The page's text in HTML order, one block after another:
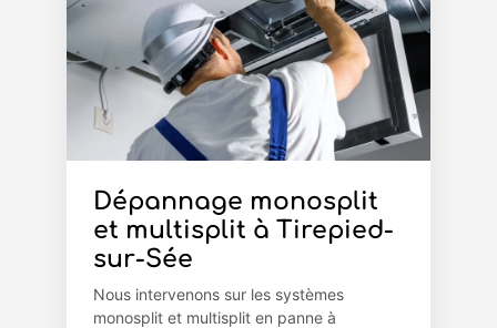
Dépannage monosplit
et multisplit à Tirepied-
sur-Sée
Nous intervenons sur les systèmes
monosplit et multisplit en panne à